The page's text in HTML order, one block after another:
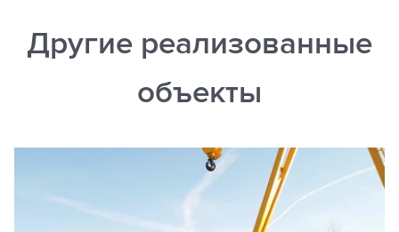
Другие реализованные
объекты